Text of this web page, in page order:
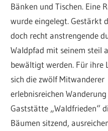
Bänken und Tischen. Eine
wurde eingelegt. Gestärkt
doch recht anstrengende
Waldpfad mit seinem steil
bewältigt werden. Für ihre
sich die zwölf
erlebnisreichen
Gaststätte „Waldfrieden“
Bäumen sitzend,